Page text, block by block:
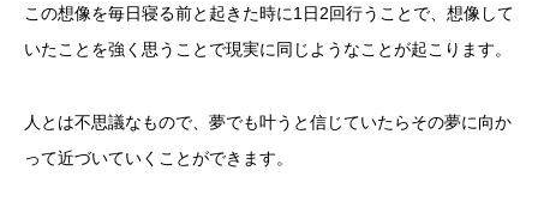
この想像を毎日寝る前と起きた時に1日2回行うことで、想像して
いたことを強く思うことで現実に同じようなことが起こります。
人とは不思議なもので、夢でも叶うと信じていたらその夢に向か
って近づいていくことができます。